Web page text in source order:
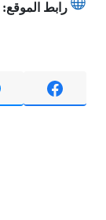
رابط الموقع: